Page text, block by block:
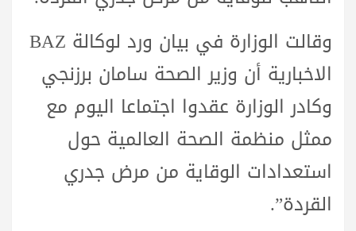
وقالت الوزارة في بيان ورد لوكالة BAZ
الاخبارية أن وزير الصحة سامان برزنجي
وكادر الوزارة عقدوا اجتماعا اليوم مع
ممثل منظمة الصحة العالمية حول
استعدادات الوقاية من مرض جدري
القردة”.